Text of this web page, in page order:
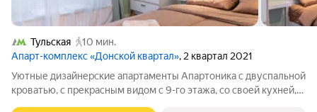
Тульская
10 мин.
Апарт-комплекс «Донской квартал», 2 квартал 2021
Уютные дизайнерские апартаменты Апартоника c двуспальной
кроватью, с прекрасным видом с 9-го этажа, со своей кухней,